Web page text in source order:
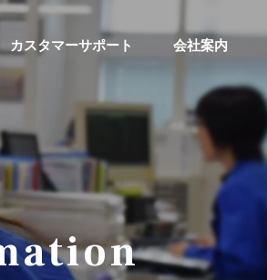
カスタマーサポート 会社案内